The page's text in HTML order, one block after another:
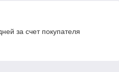
за счет покупателя